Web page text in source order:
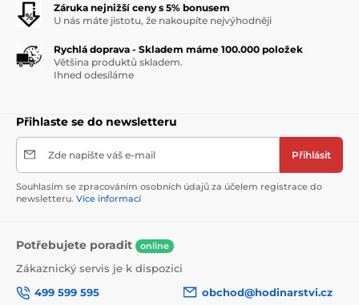
Záruka nejnižší ceny s 5% bonusem
U nás máte jistotu, že nakoupíte nejvýhodněji
Rychlá doprava - Skladem máme 100.000 položek
Většina produktů skladem.
Ihned odesíláme
Přihlaste se do newsletteru
Zde napište váš e-mail Přihlásit
Souhlasím se zpracováním osobních údajů za účelem registrace do
newsletteru. Více informací
Potřebujete poradit online
Zákaznický servis je k dispozici
499 599 595
obchod@hodinarstvi.cz